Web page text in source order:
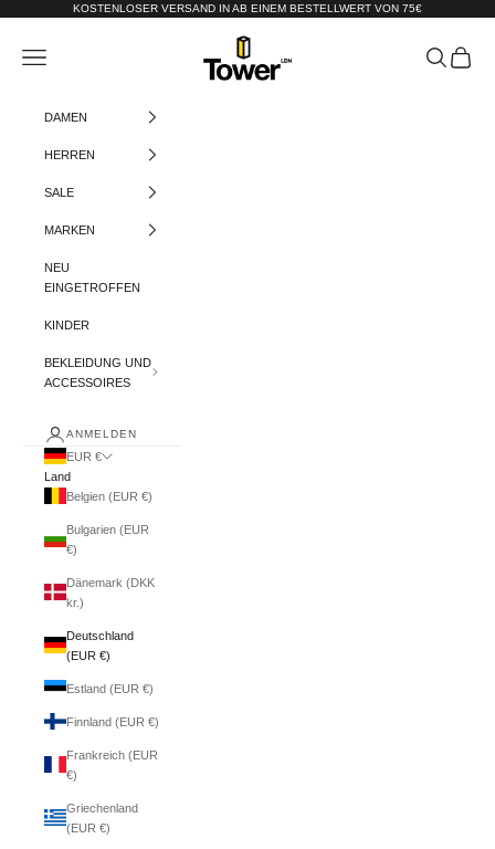
Zum Inhalt springenKOSTENLOSER VERSAND IN AB EINEM BESTELLWERT VON 75€
Tower-London.De
Menü Suchen
DAMEN
HERREN
SALE
MARKEN
NEU
EINGETROFFEN
KINDER
BEKLEIDUNG UND
ACCESSOIRES
ANMELDEN
EUR €
Land
Belgien (EUR €)
Bulgarien (EUR
€)
Dänemark (DKK
kr.)
Deutschland
(EUR €)
Estland (EUR €)
Finnland (EUR €)
Frankreich (EUR
€)
Griechenland
(EUR €)